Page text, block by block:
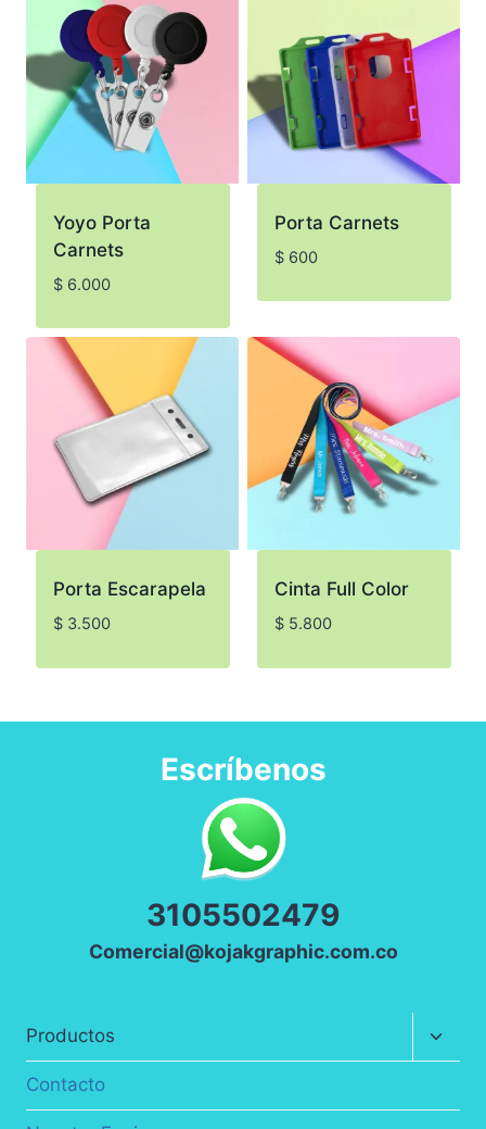
Yoyo Porta
Carnets
$6.000
Porta Carnets
$600
Porta Escarapela
$3.500
Cinta Full Color
$5.800
Escríbenos
3105502479
Comercial@kojakgraphic.com.co
Productos
menú
Contacto